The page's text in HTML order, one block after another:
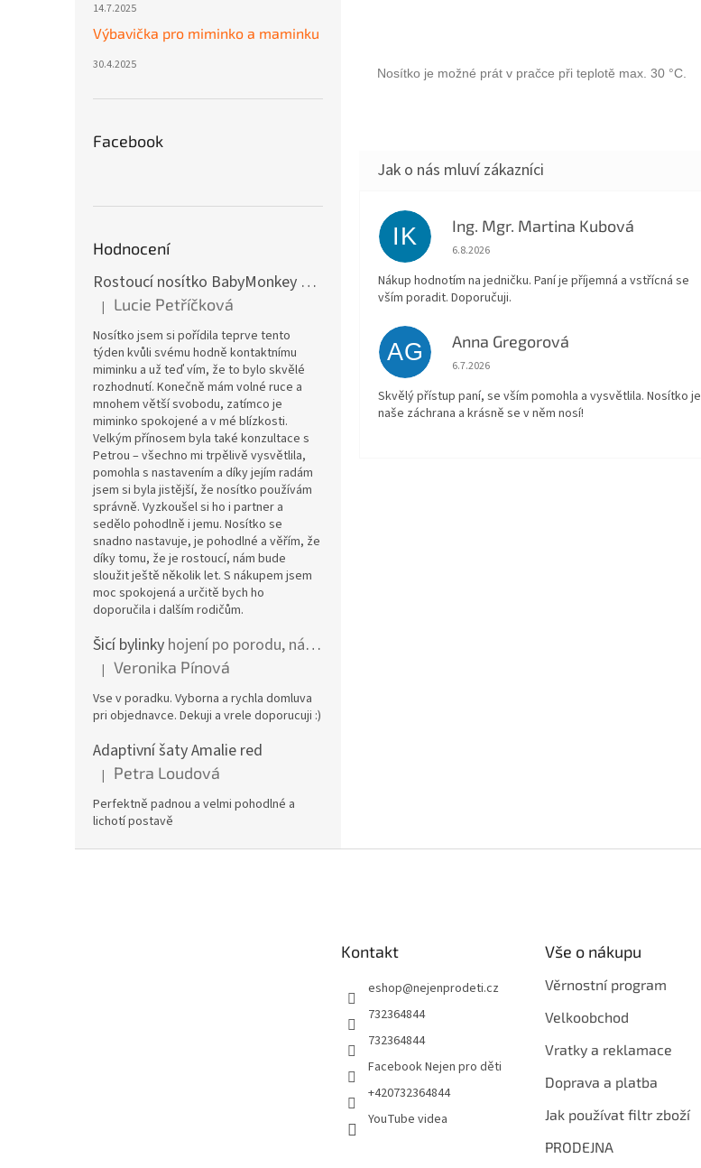
14.7.2025
Výbavička pro miminko a maminku
30.4.2025
Facebook
Hodnocení
Rostoucí nosítko BabyMonkey Original Essential - khaki zelené
Hodnocení produktu je 5 z 5 hvězdiček.
| Lucie Petříčková
Nosítko jsem si pořídila teprve tento
týden kvůli svému hodně kontaktnímu
miminku a už teď vím, že to bylo skvělé
rozhodnutí. Konečně mám volné ruce a
mnohem větší svobodu, zatímco je
miminko spokojené a v mé blízkosti.
Velkým přínosem byla také konzultace s
Petrou – všechno mi trpělivě vysvětlila,
pomohla s nastavením a díky jejím radám
jsem si byla jistější, že nosítko používám
správně. Vyzkoušel si ho i partner a
sedělo pohodlně i jemu. Nosítko se
snadno nastavuje, je pohodlné a věřím, že
díky tomu, že je rostoucí, nám bude
sloužit ještě několik let. S nákupem jsem
moc spokojená a určitě bych ho
doporučila i dalším rodičům.
Šicí bylinky hojení po porodu, nástřih a jizvy
Hodnocení produktu je 5 z 5 hvězdiček.
| Veronika Pínová
Vse v poradku. Vyborna a rychla domluva
pri objednavce. Dekuji a vrele doporucuji :)
Adaptivní šaty Amalie red
Hodnocení produktu je 5 z 5 hvězdiček.
| Petra Loudová
Perfektně padnou a velmi pohodlné a
lichotí postavě
Nosítko je možné prát v pračce při teplotě max. 30 °C.
IK Ing. Mgr. Martina Kubová
Hodnocení obchodu je 5 z 5 hvězdiček.
6.8.2026
Nákup hodnotím na jedničku. Paní je příjemná a vstřícná se
vším poradit. Doporučuji.
AG Anna Gregorová
Hodnocení obchodu je 5 z 5 hvězdiček.
6.7.2026
Skvělý přístup paní, se vším pomohla a vysvětlila. Nosítko je
naše záchrana a krásně se v něm nosí!
Kontakt
eshop@nejenprodeti.cz
732364844
732364844
Facebook Nejen pro děti
+420732364844
YouTube videa
Vše o nákupu
Věrnostní program
Velkoobchod
Vratky a reklamace
Doprava a platba
Jak používat filtr zboží
PRODEJNA